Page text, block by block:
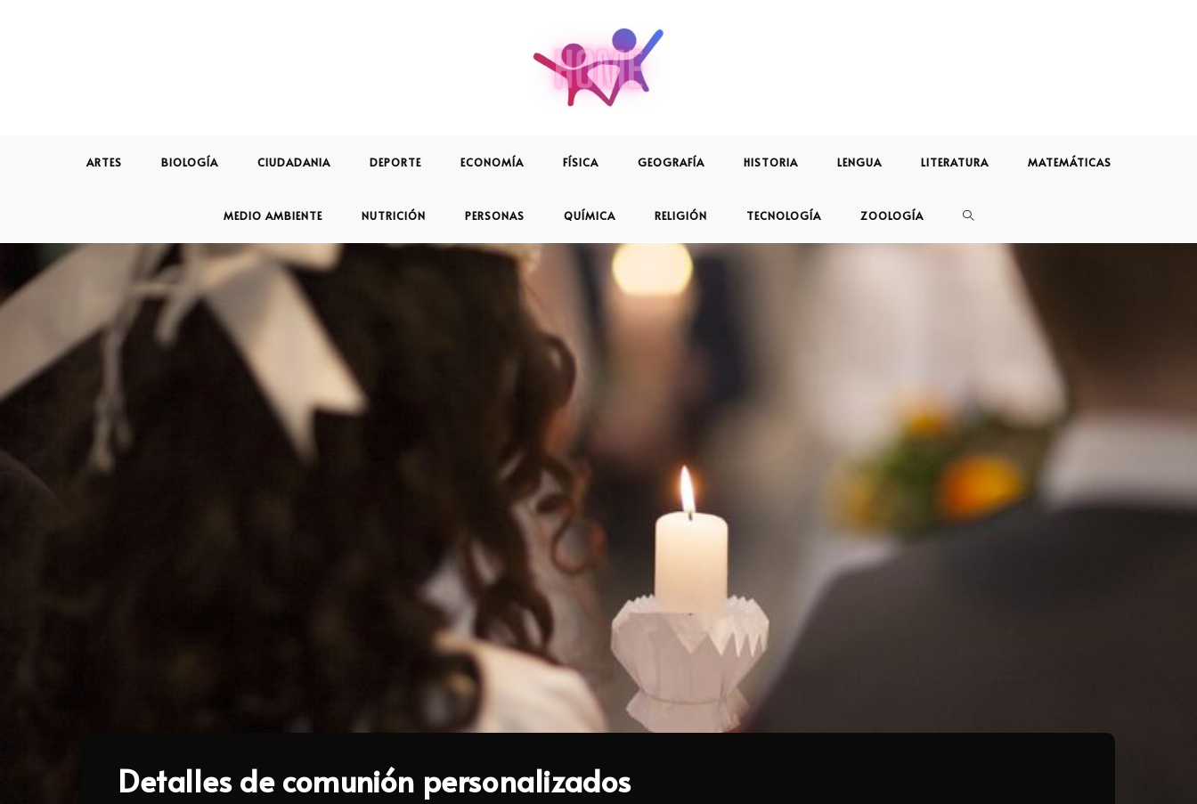
ARTES BIOLOGÍA CIUDADANIA DEPORTE ECONOMÍA FÍSICA GEOGRAFÍA HISTORIA LENGUA LITERATURA MATEMÁTICAS
MEDIO AMBIENTE NUTRICIÓN PERSONAS QUÍMICA RELIGIÓN TECNOLOGÍA ZOOLOGÍA
Detalles de comunión personalizados